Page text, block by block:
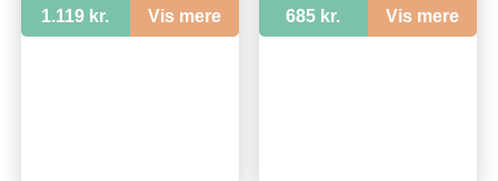
1.119 kr. Vis mere 685 kr. Vis mere